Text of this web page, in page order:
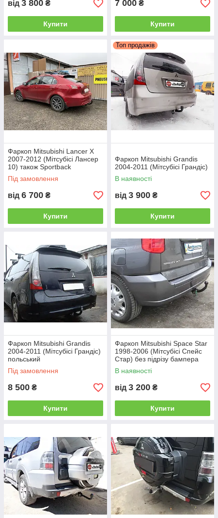
від 3 800 ₴
Купити
7 000 ₴
Купити
Фаркоп Mitsubishi Lancer X
2007-2012 (Мітсубісі Лансер
10) також Sportback
Під замовлення
від 6 700 ₴
Купити
Топ продажів
Фаркоп Mitsubishi Grandis
2004-2011 (Мітсубісі Грандіс)
В наявності
від 3 900 ₴
Купити
Фаркоп Mitsubishi Grandis
2004-2011 (Мітсубісі Грандіс)
польський
Під замовлення
8 500 ₴
Купити
Фаркоп Mitsubishi Space Star
1998-2006 (Мітсубісі Спейс
Стар) без підрізу бампера
В наявності
від 3 200 ₴
Купити